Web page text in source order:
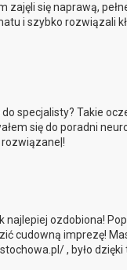
się naprawą,
i szybko rozwiązali
specjalisty? Takie
się do poradni
ozdobiona!
cudowną imprezę!
, było